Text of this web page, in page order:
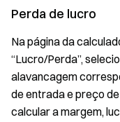
Perda de lucro
Na página da
“Lucro/Perda”,
alavancagem
de entrada e preço de
calcular a margem,